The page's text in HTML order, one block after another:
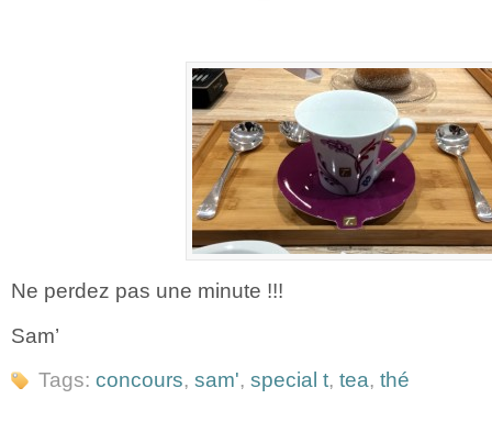
Ne perdez pas une minute !!!
Sam’
Tags: concours, sam', special t, tea, thé